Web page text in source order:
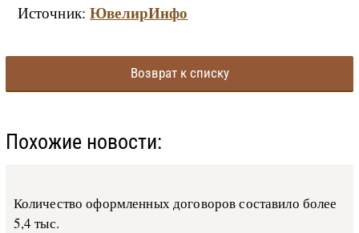
Источник:ЮвелирИнфо
Возврат к списку
Похожие новости:
Количество оформленных договоров составило более
5,4 тыс.